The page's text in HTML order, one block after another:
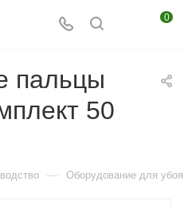
0
пальцы
50
— Оборудование для